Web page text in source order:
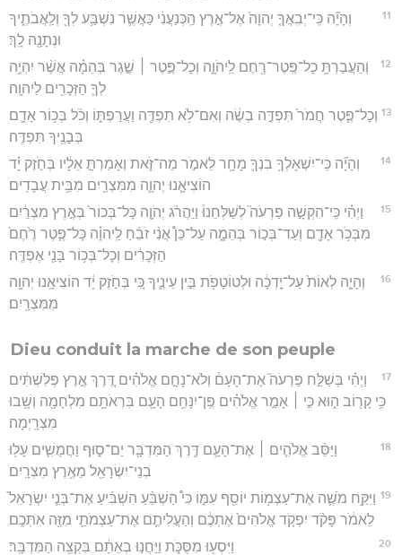
11
וְהָיָ֞ה כִּֽי־יְבִֽאֲךָ֤ יְהוָה֙ אֶל־אֶ֣רֶץ הַֽכְּנַעֲנִ֔י כַּאֲשֶׁ֛ר נִשְׁבַּ֥ע לְךָ֖ וְלַֽאֲבֹתֶ֑יךָ
וּנְתָנָ֖הּ לָֽךְ׃
12
וְהַעֲבַרְתָּ֥ כָל־פֶּֽטֶר־רֶ֖חֶם לַֽיהֹוָ֑ה וְכָל־פֶּ֣טֶר ׀ שֶׁ֣גֶר בְּהֵמָ֗ה אֲשֶׁ֨ר יִהְיֶ֥ה
לְךָ֛ הַזְּכָרִ֖ים לַיהוָֽה׃
13 וְכָל־פֶּ֤טֶר חֲמֹר֙ תִּפְדֶּ֣ה בְשֶׂ֔ה וְאִם־לֹ֥א תִפְדֶּ֖ה וַעֲרַפְתּ֑וֹ וְכֹ֨ל בְּכ֥וֹר אָדָ֛ם
בְּבָנֶ֖יךָ תִּפְדֶּֽה׃
14
וְהָיָ֞ה כִּֽי־יִשְׁאָלְךָ֥ בִנְךָ֛ מָחָ֖ר לֵאמֹ֣ר מַה־זֹּ֑את וְאָמַרְתָּ֣ אֵלָ֔יו בְּחֹ֣זֶק יָ֗ד
הוֹצִיאָ֧נוּ יְהוָ֛ה מִמִּצְרַ֖יִם מִבֵּ֥ית עֲבָדִֽים׃
15
וַיְהִ֗י כִּֽי־הִקְשָׁ֣ה פַרְעֹה֮ לְשַׁלְּחֵנוּ֒ וַיַּהֲרֹ֨ג יְהֹוָ֤ה כָּל־בְּכוֹר֙ בְּאֶ֣רֶץ מִצְרַ֔יִם
מִבְּכֹ֥ר אָדָ֖ם וְעַד־בְּכ֣וֹר בְּהֵמָ֑ה עַל־כֵּן֩ אֲנִ֨י זֹבֵ֜חַ לַֽיהוָ֗ה כָּל־פֶּ֤טֶר רֶ֙חֶם֙
הַזְּכָרִ֔ים וְכָל־בְּכ֥וֹר בָּנַ֖י אֶפְדֶּֽה׃
16
וְהָיָ֤ה לְאוֹת֙ עַל־יָ֣דְכָ֔ה וּלְטוֹטָפֹ֖ת בֵּ֣ין עֵינֶ֑יךָ כִּ֚י בְּחֹ֣זֶק יָ֔ד הוֹצִיאָ֥נוּ יְהוָ֖ה
מִמִּצְרָֽיִם׃
Dieu conduit la marche de son peuple
17
וַיְהִ֗י בְּשַׁלַּ֣ח פַּרְעֹה֮ אֶת־הָעָם֒ וְלֹא־נָחָ֣ם אֱלֹהִ֗ים דֶּ֚רֶךְ אֶ֣רֶץ פְּלִשְׁתִּ֔ים
כִּ֥י קָר֖וֹב ה֑וּא כִּ֣י ׀ אָמַ֣ר אֱלֹהִ֗ים פֶּֽן־יִנָּחֵ֥ם הָעָ֛ם בִּרְאֹתָ֥ם מִלְחָמָ֖ה וְשָׁ֥בוּ
מִצְרָֽיְמָה׃
18
וַיַּסֵּ֨ב אֱלֹהִ֧ים ׀ אֶת־הָעָ֛ם דֶּ֥רֶךְ הַמִּדְבָּ֖ר יַם־ס֑וּף וַחֲמֻשִׁ֛ים עָל֥וּ
בְנֵי־יִשְׂרָאֵ֖ל מֵאֶ֥רֶץ מִצְרָֽיִם׃
19 וַיִּקַּ֥ח מֹשֶׁ֛ה אֶת־עַצְמ֥וֹת יוֹסֵ֖ף עִמּ֑וֹ כִּי֩ הַשְׁבֵּ֨עַ הִשְׁבִּ֜יעַ אֶת־בְּנֵ֤י יִשְׂרָאֵל֙
לֵאמֹ֔ר פָּקֹ֨ד יִפְקֹ֤ד אֱלֹהִים֙ אֶתְכֶ֔ם וְהַעֲלִיתֶ֧ם אֶת־עַצְמֹתַ֛י מִזֶּ֖ה אִתְּכֶֽם׃
20 וַיִּסְע֖וּ מִסֻּכֹּ֑ת וַיַּחֲנ֣וּ בְאֵתָ֔ם בִּקְצֵ֖ה הַמִּדְבָּֽר׃